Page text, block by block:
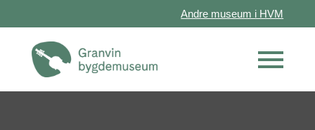
Andre museum i HVM